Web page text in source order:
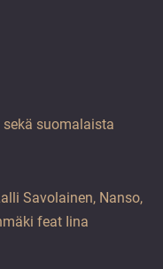
suomalaista
Savolainen, Nanso,
feat Iina